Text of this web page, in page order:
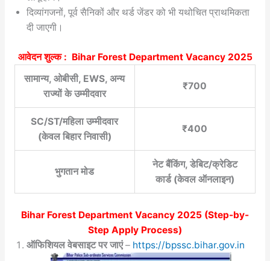
दिव्यांगजनों, पूर्व सैनिकों और थर्ड जेंडर को भी यथोचित प्राथमिकता
दी जाएगी।
आवेदन शुल्क : Bihar Forest Department Vacancy 2025
सामान्य, ओबीसी, EWS, अन्य
राज्यों के उम्मीदवार
₹700
SC/ST/महिला उम्मीदवार
(केवल बिहार निवासी)
₹400
भुगतान मोड
नेट बैंकिंग, डेबिट/क्रेडिट
कार्ड (केवल ऑनलाइन)
Bihar Forest Department Vacancy 2025 (Step-by-
Step Apply Process)
ऑफिशियल वेबसाइट पर जाएं– https://bpssc.bihar.gov.in